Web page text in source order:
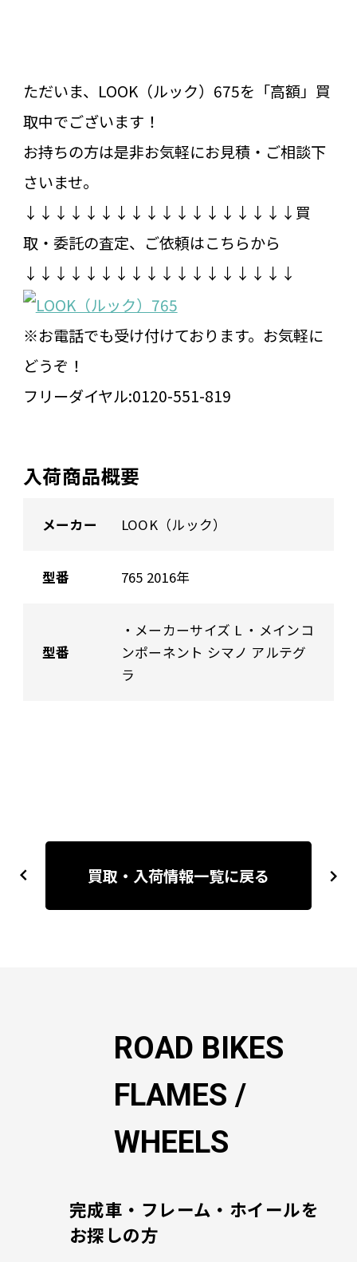
ただいま、LOOK（ルック）675を「高額」買
取中でございます！
お持ちの方は是非お気軽にお見積・ご相談下
さいませ。
↓↓↓↓↓↓↓↓↓↓↓↓↓↓↓↓↓↓買
取・委託の査定、ご依頼はこちらから
↓↓↓↓↓↓↓↓↓↓↓↓↓↓↓↓↓↓
※お電話でも受け付けております。お気軽に
どうぞ！
フリーダイヤル:0120-551-819
入荷商品概要
メーカー LOOK（ルック）
型番 765 2016年
型番
・メーカーサイズ L ・メインコ
ンポーネント シマノ アルテグ
ラ
稿
previous next
買取・入荷情報一覧に戻る
ROAD BIKES
FLAMES /
WHEELS
完成車・フレーム・ホイールを
お探しの方